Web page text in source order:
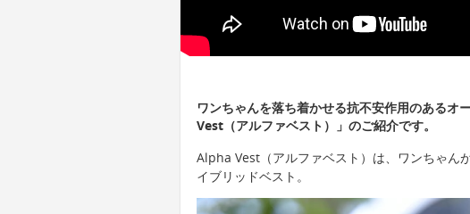
ワンちゃんを落ち着かせる抗不安作用のあるオ
Vest（アルファベスト）」のご紹介です。
Alpha Vest（アルファベスト）は、ワンちゃん
イブリッドベスト。